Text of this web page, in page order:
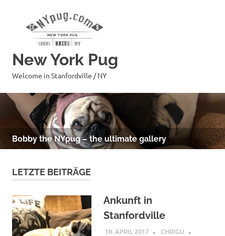
springen
New York Pug
Welcome in Stanfordville / NY
Bobby the NYpug – the ultimate gallery
LETZTE BEITRÄGE
Ankunft in
Stanfordville
10. APRIL 2017
CHRIGU